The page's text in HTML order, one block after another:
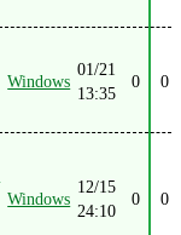
Windows
01/21
13:35
0 0
Windows
12/15
24:10
0 0